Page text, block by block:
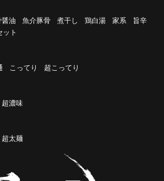
醤油 魚介豚骨 煮干し 鶏白湯 家系
旨辛
ット
こってり 超こってり
超濃味
超太麺